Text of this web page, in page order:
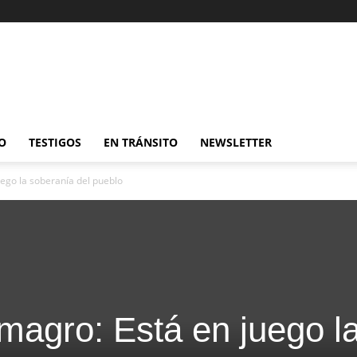
TESTIGOS EN TRÁNSITO NEWSLETTER
la soberanía del pueblo
Está en juego